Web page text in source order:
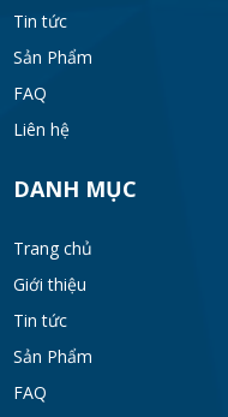
Tin tức
Sản Phẩm
FAQ
Liên hệ
DANH MỤC
Trang chủ
Giới thiệu
Tin tức
Sản Phẩm
FAQ